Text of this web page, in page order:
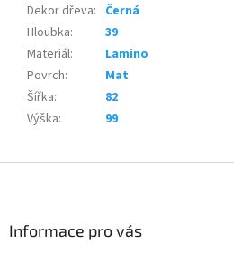
Dekor dřeva: Černá
Hloubka:
39
Materiál:
Lamino
Povrch:
Mat
Šířka:
82
Výška: 99
Informace pro vás